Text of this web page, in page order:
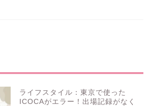
ライフスタイル：東京で使った
ICOCAがエラー！出場記録がなく